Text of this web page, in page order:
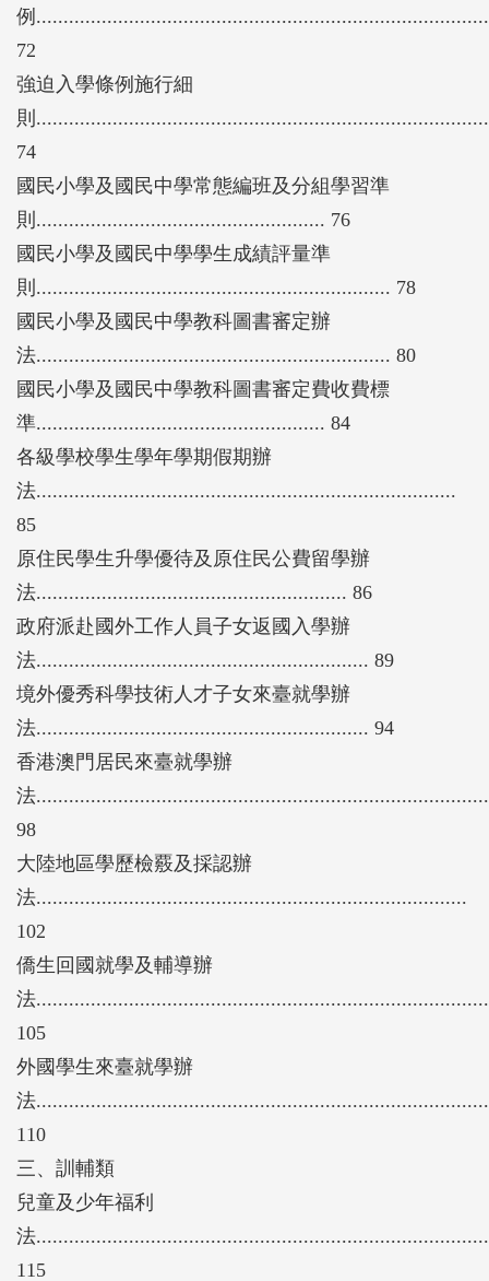
例
72
強迫入學條例施行細
則
74
國民小學及國民中學常態編班及分組學習準
則..................................................... 76
國民小學及國民中學學生成績評量準
則................................................................. 78
國民小學及國民中學教科圖書審定辦
法................................................................. 80
國民小學及國民中學教科圖書審定費收費標
準..................................................... 84
各級學校學生學年學期假期辦
法.............................................................................
85
原住民學生升學優待及原住民公費留學辦
法......................................................... 86
政府派赴國外工作人員子女返國入學辦
法............................................................. 89
境外優秀科學技術人才子女來臺就學辦
法............................................................. 94
香港澳門居民來臺就學辦
法
98
大陸地區學歷檢覈及採認辦
法...............................................................................
102
僑生回國就學及輔導辦
法
105
外國學生來臺就學辦
法
110
三、訓輔類
兒童及少年福利
法
115